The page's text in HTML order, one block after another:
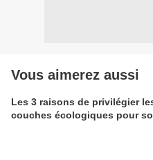
Vous aimerez aussi
Les 3 raisons de privilégier
couches écologiques pour